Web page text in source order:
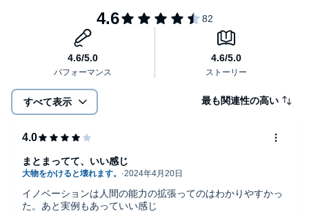
すべて表示 最も関連性の高い
イノベーションは人間の能力の拡張ってのはわかりやすかっ
た。あと実例もあっていい感じ
まとまってて、いい感じ